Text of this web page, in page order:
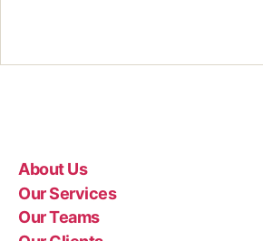
About Us
Our Services
Our Teams